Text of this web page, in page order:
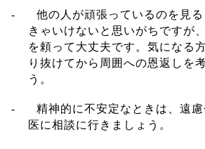
-
他の人が頑張っているのを見
きゃいけないと思いがち ですが、
を頼って大丈夫です。 気になる
り抜けてから周囲への恩返しを
う。
- 精神的に不安定なときは、 遠
医に相談に行きましょう 。